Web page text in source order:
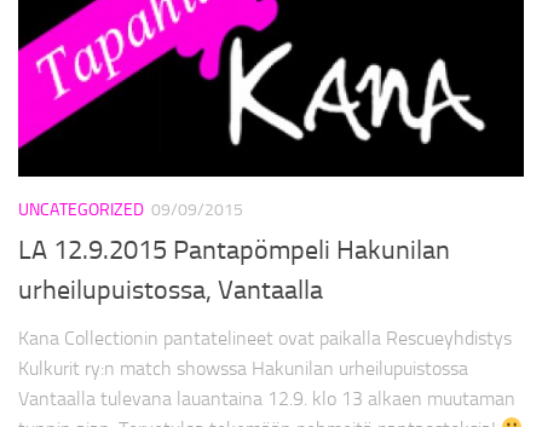
UNCATEGORIZED 09/09/2015
LA 12.9.2015 Pantapömpeli Hakunilan
urheilupuistossa, Vantaalla
Kana Collectionin pantatelineet ovat paikalla Rescueyhdistys
Kulkurit ry:n match showssa Hakunilan urheilupuistossa
Vantaalla tulevana lauantaina 12.9. klo 13 alkaen muutaman